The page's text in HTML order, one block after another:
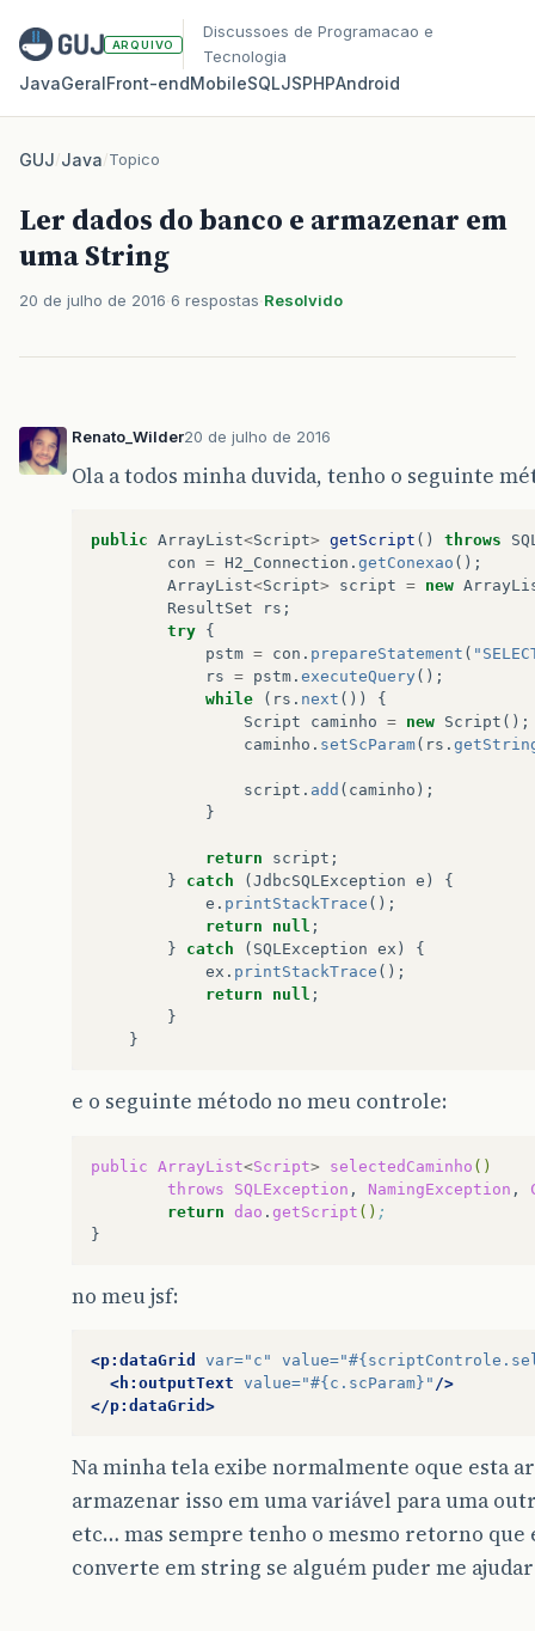
ARQUIVO
Discussoes de Programacao e
Tecnologia
JavaGeralFront‑endMobileSQLJSPHPAndroid
GUJ/Java/Topico
Ler dados do banco e armazenar em
uma String
20 de julho de 2016 6 respostas Resolvido
Renato_Wilder20 de julho de 2016
Ola a todos minha duvida, tenho o seguinte
public ArrayList<Script> getScript () throws
con = H2_Connection . getConexao ();
ArrayList<Script> script = new
ResultSet
rs ;
try {
pstm = con . prepareStatement (
rs = pstm . executeQuery ();
while
( rs . next ())
{
Script
caminho = new Script ();
caminho . setScParam( rs .
script . add ( caminho );
}
return script ;
}
catch ( JdbcSQLException e )
{
e . printStackTrace ();
return
null ;
}
catch ( SQLException ex )
{
ex . printStackTrace ();
return
null ;
}
}
e o seguinte método no meu controle:
public ArrayList<Script> selectedCaminho ()
throws
SQLException , NamingException ,
return dao . getScript () ;
no meu jsf:
<p:dataGrid var="c" value=
<h:outputText value="#{c.scParam}" />
</p:dataGrid>
Na minha tela exibe normalmente oque esta
armazenar isso em uma variável para uma
etc… mas sempre tenho o mesmo retorno que
converte em string se alguém puder me